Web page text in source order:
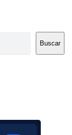
Buscar